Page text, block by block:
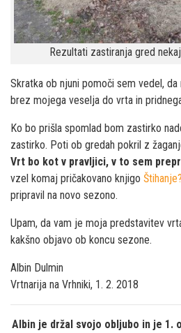
Rezultati zastiranja gred
Skratka ob njuni pomoči sem vedel,
brez mojega veselja do vrta in
Ko bo prišla spomlad bom zastirko
zastirko. Poti ob gredah pokril z
Vrt bo kot v pravljici, v to sem
vzel komaj pričakovano knjigo
pripravil na novo sezono.
Upam, da vam je moja predstavitev
kakšno objavo ob koncu sezone.
Albin Dulmin
Vrtnarija na Vrhniki, 1. 2. 2018
Albin je držal svojo obljubo in je